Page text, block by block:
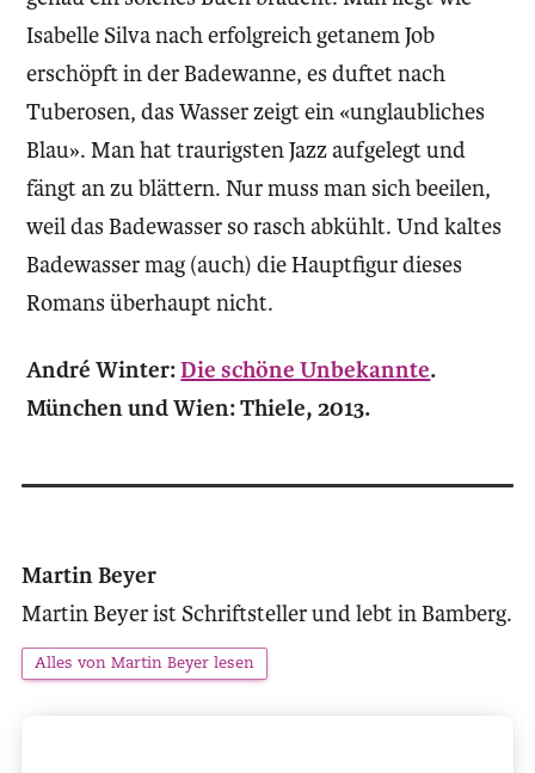
Isabelle Silva nach erfolgreich ­getanem Job
erschöpft in der Badewanne, es duftet nach
Tuberosen, das Wasser zeigt ein «unglaubliches
Blau». Man hat traurigsten Jazz aufgelegt und
fängt an zu blättern. Nur muss man sich beeilen,
weil das Badewasser so rasch abkühlt. Und kaltes
Badewasser mag (auch) die Hauptfigur dieses
Romans überhaupt nicht.
André Winter:Die schöne Unbekannte.
München und Wien: Thiele, 2013.
Martin Beyer
Martin Beyer ist Schriftsteller und lebt in Bamberg.
Alles von Martin Beyer lesen